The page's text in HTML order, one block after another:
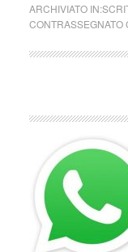
ARCHIVIATO IN:
CONTRASSEGNATO